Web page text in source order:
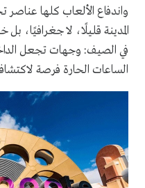
واندفاع الألعاب كلها
المدينة قليلًا، لا جغرافيًا،
في الصيف: وجهات تجعل
الساعات الحارة فرصة